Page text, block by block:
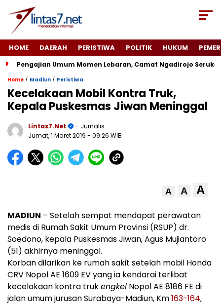
HOME DAERAH PERISTIWA POLITIK HUKUM
Pengajian Umum Momen Lebaran, Camat Ngadirojo
Home / Madiun / Peristiwa
Kecelakaan Mobil Kontra Truk,
Kepala Puskesmas Jiwan Meninggal
Lintas7.net
- Jurnalis
Jumat, 1 Maret 2019 - 09:26 WIB
A A A
MADIUN – Setelah sempat mendapat perawatan
medis di Rumah Sakit Umum Provinsi (RSUP) dr.
Soedono, kepala Puskesmas Jiwan, Agus Mujiantoro
(51) akhirnya meninggal.
Korban dilarikan ke rumah sakit setelah mobil Honda
CRV Nopol AE 1609 EV yang ia kendarai terlibat
kecelakaan kontra trukengkel Nopol AE 8186 FE di
jalan umum jurusan Surabaya-Madiun, Km163-164,